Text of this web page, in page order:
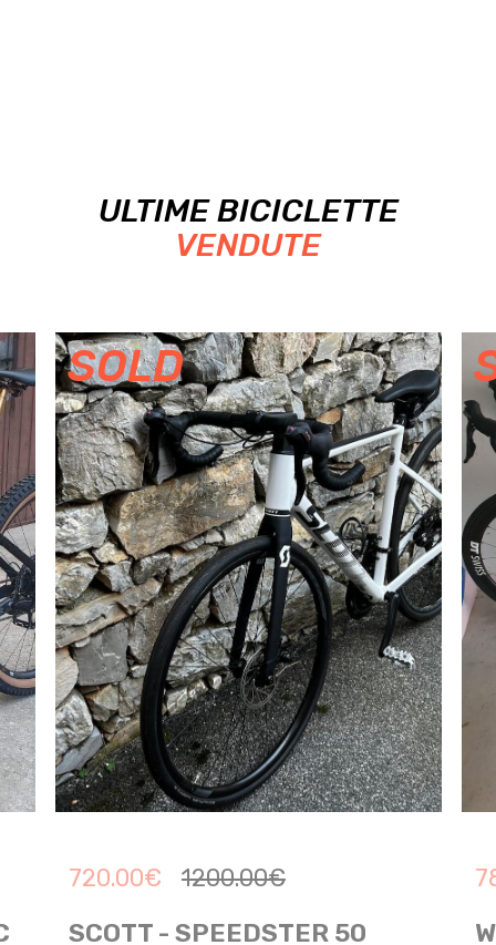
ULTIME BICICLETTE
VENDUTE
720.00€ 1200.00€
SCOTT - SPEEDSTER 50
SOLD